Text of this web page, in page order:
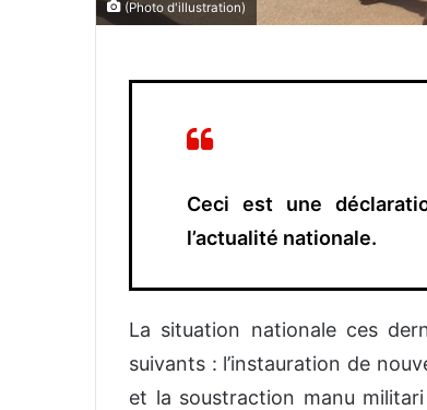
(Photo d'illustration)
Ceci est une
l’actualité nationale.
La situation nationale ces
suivants : l’instauration de
et la soustraction manu